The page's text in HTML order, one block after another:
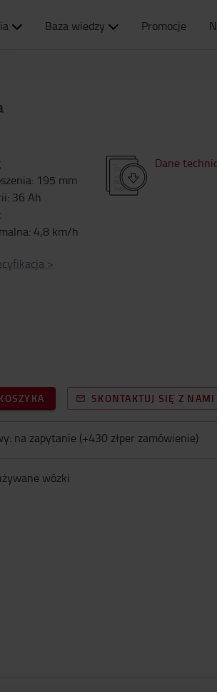
Baza wiedzy Promocje
: 195 mm
: 36 Ah
: 4,8 km/h
Dane
>
SKONTAKTUJ SIĘ Z NAMI
na zapytanie (+430 złper zamówienie)
wózki